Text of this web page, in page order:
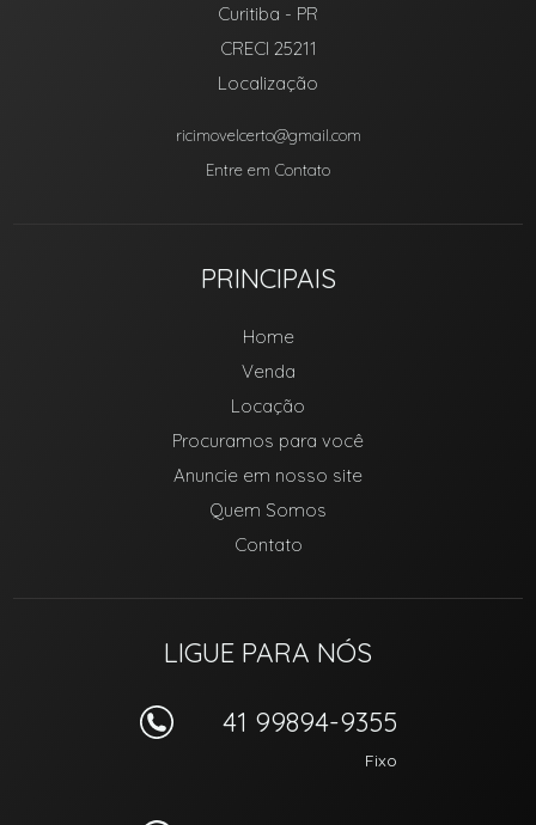
Curitiba - PR
CRECI 25211
Localização
ricimovelcerto@gmail.com
Entre em Contato
PRINCIPAIS
Home
Venda
Locação
Procuramos para você
Anuncie em nosso site
Quem Somos
Contato
LIGUE PARA NÓS
41 99894-9355
Fixo